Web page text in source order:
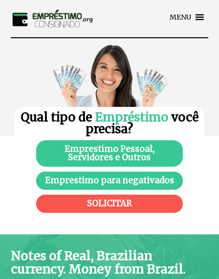
MENU
Qual tipo de Empréstimovocê
precisa?
Emprestimo Pessoal,
Servidores e Outros
Emprestimo para negativados
SOLICITAR
Notes of Real, Brazilian
currency. Money from Brazil.